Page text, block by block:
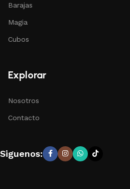
Barajas
Magia
Cubos
Explorar
Nosotros
Contacto
Siguenos: